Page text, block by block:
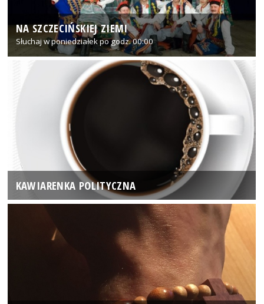
NA SZCZECIŃSKIEJ ZIEMI
Słuchaj w poniedziałek po godz. 00:00
KAWIARENKA POLITYCZNA